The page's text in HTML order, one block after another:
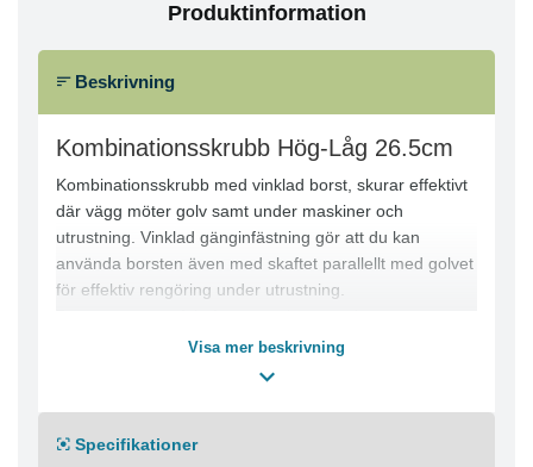
Produktinformation
Beskrivning
Kombinationsskrubb Hög-Låg 26.5cm
Kombinationsskrubb med vinklad borst, skurar effektivt
där vägg möter golv samt under maskiner och
utrustning. Vinklad gänginfästning gör att du kan
använda borsten även med skaftet parallellt med golvet
för effektiv rengöring under utrustning.
Visa mer beskrivning
Specifikationer